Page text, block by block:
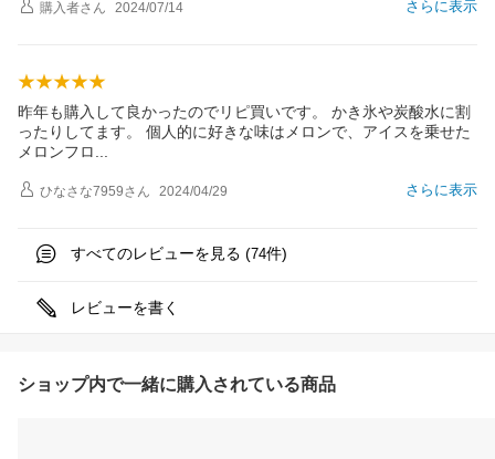
さらに表示
購入者さん 2024/07/14
昨年も購入して良かったのでリピ買いです。 かき氷や炭酸水に割
ったりしてます。 個人的に好きな味はメロンで、アイスを乗せた
メロンフロ
さらに表示
ひなさな7959さん 2024/04/29
すべてのレビューを見る (74件)
レビューを書く
ショップ内で一緒に購入されている商品